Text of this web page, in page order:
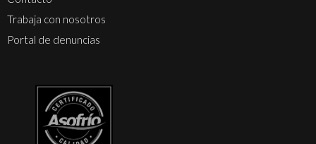
Trabaja con nosotros
Portal de denuncias